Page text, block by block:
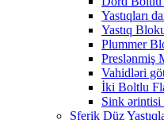
Yastıqları
Yastıq
Plummer
Preslənmiş
Vahidləri
İki Boltlu
Sink
Sferik Düz